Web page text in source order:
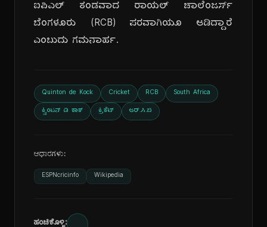
ಐಪಿಎಲ್ ತಂಡವಾದ ರಾಯಲ್ ಚಾಲೆಂಜರ್ಸ್
ಬೆಂಗಳೂರು (RCB) ಪರವಾಗಿಯೂ ಆಡಿದ್ದಾರೆ
ಎಂಬುದು ಗಮನಾರ್ಹ.
Quinton de Kock Cricket RCB South Africa
ಕ್ವಿಂಟನ್ ಡಿ ಕಾಕ್ ಕ್ರಿಕೆಟ್ ಆರ್.ಸಿ.ಬಿ
ಆಧಾರಗಳು:
ESPNcricinfo Wikipedia
ಹಂಚಿಕೊಳ್ಳಿ: